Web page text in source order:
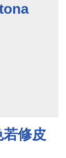
修皮